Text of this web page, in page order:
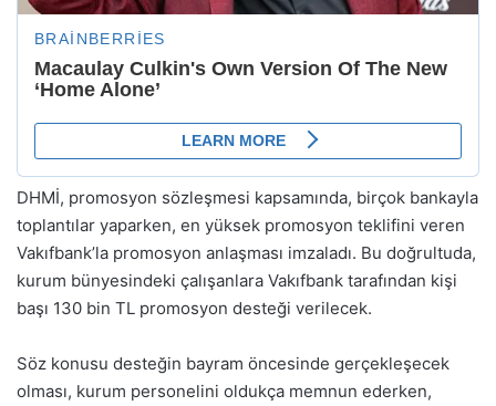
DHMİ, promosyon sözleşmesi kapsamında, birçok bankayla
toplantılar yaparken, en yüksek promosyon teklifini veren
Vakıfbank’la promosyon anlaşması imzaladı. Bu doğrultuda,
kurum bünyesindeki çalışanlara Vakıfbank tarafından kişi
başı 130 bin TL promosyon desteği verilecek.
Söz konusu desteğin bayram öncesinde gerçekleşecek
olması, kurum personelini oldukça memnun ederken,